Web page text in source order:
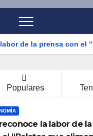
de la prensa con el
Populares
la labor de